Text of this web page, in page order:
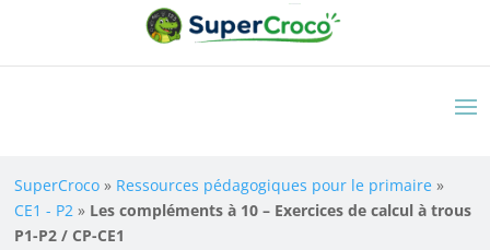
SuperCroco » Ressources pédagogiques pour le primaire »
CE1 - P2 » Les compléments à 10 – Exercices de calcul à trous
P1-P2 / CP-CE1